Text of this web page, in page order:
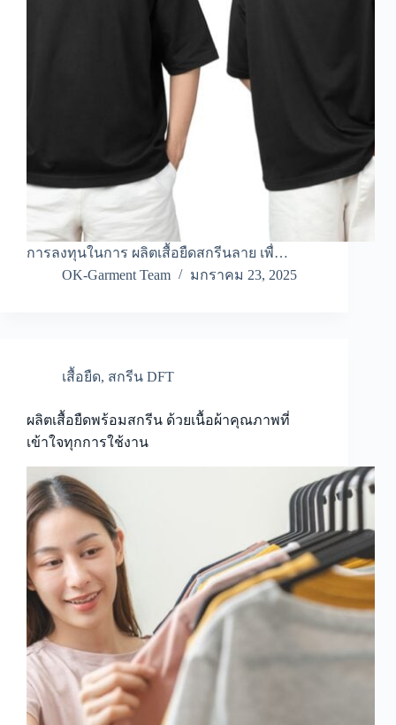
การลงทุนในการ ผลิตเสื้อยืดสกรีนลาย เพื่…
OK-Garment Team
มกราคม 23, 2025
เสื้อยืด, สกรีน DFT
ผลิตเสื้อยืดพร้อมสกรีน ด้วยเนื้อผ้าคุณภาพที่
เข้าใจทุกการใช้งาน